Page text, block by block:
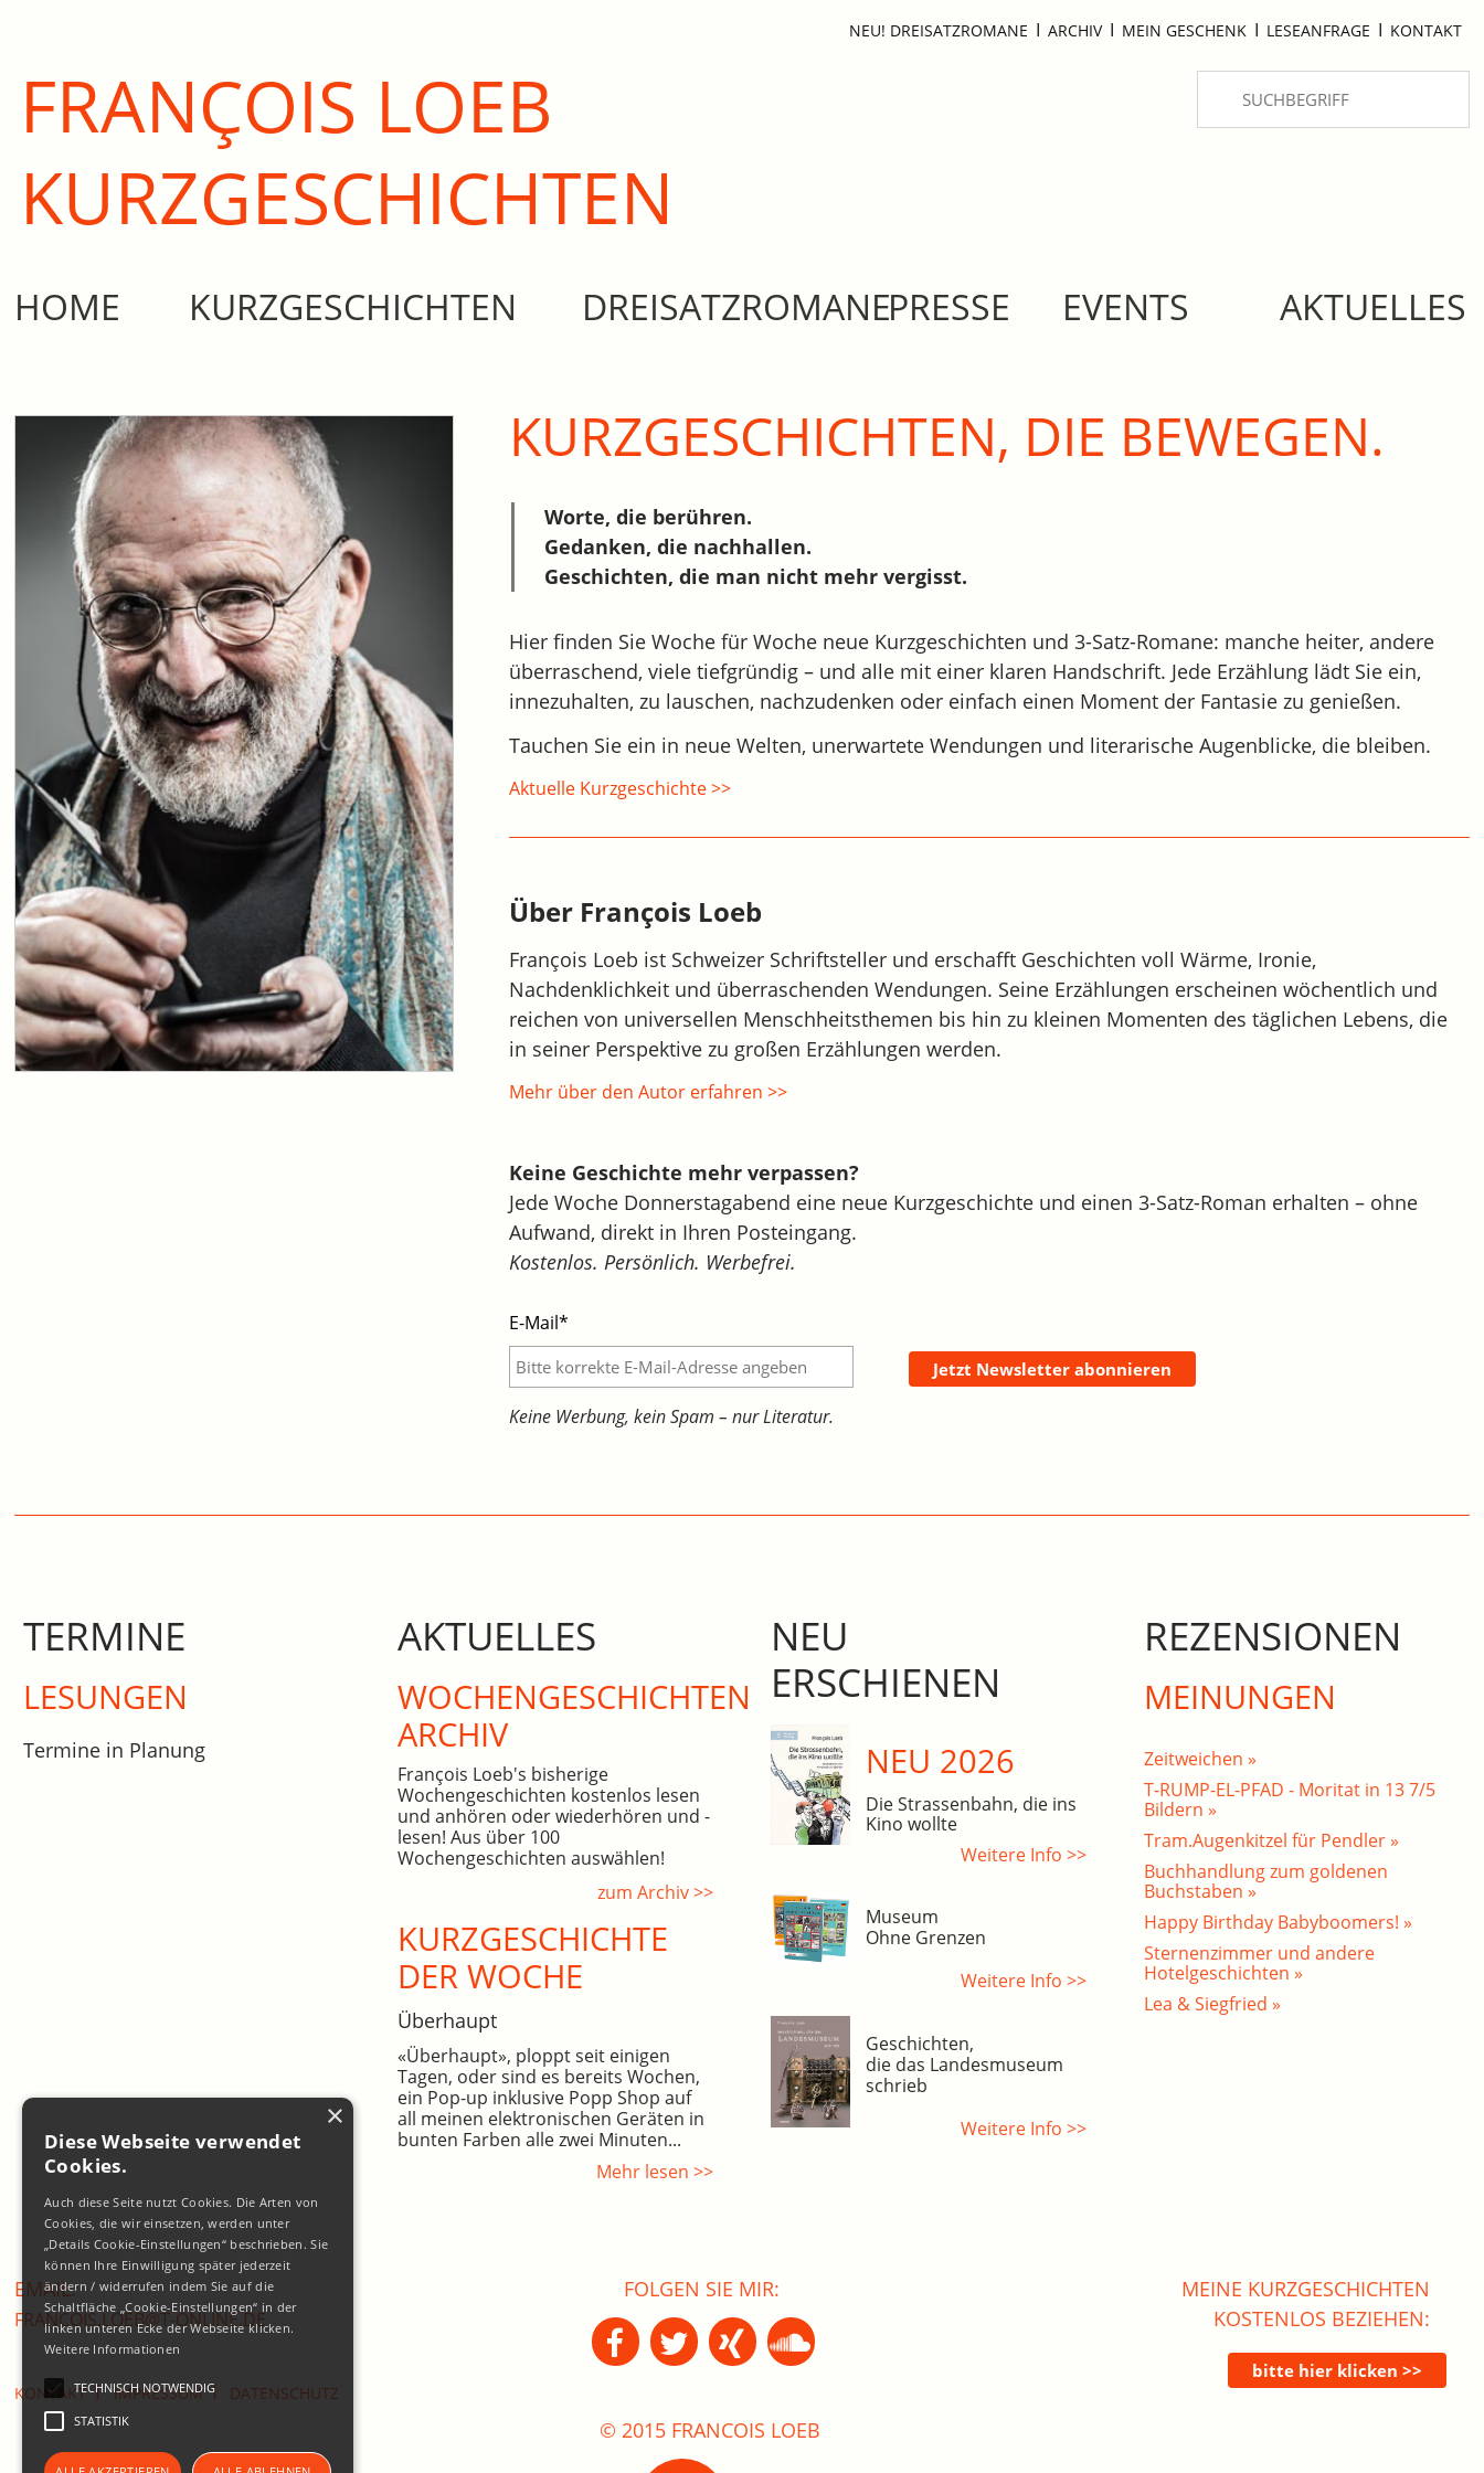
NEU! DREISATZROMANE I ARCHIV I MEIN GESCHENK I LESEANFRAGE I KONTAKT
FRANÇOIS LOEB
KURZ­GESCHICHTEN
HOME KURZGESCHICHTEN DREISATZROMANEPRESSE EVENTS AKTUELLES
KURZGESCHICHTEN, DIE BEWEGEN.
Worte, die berühren.
Gedanken, die nachhallen.
Geschichten, die man nicht mehr vergisst.
Hier finden Sie Woche für Woche neue Kurzgeschichten und 3-Satz-Romane: manche heiter, andere
überraschend, viele tiefgründig – und alle mit einer klaren Handschrift. Jede Erzählung lädt Sie ein,
innezuhalten, zu lauschen, nachzudenken oder einfach einen Moment der Fantasie zu genießen.
Tauchen Sie ein in neue Welten, unerwartete Wendungen und literarische Augenblicke, die bleiben.
Aktuelle Kurzgeschichte >>
Über François Loeb
François Loeb ist Schweizer Schriftsteller und erschafft Geschichten voll Wärme, Ironie,
Nachdenklichkeit und überraschenden Wendungen. Seine Erzählungen erscheinen wöchentlich und
reichen von universellen Menschheitsthemen bis hin zu kleinen Momenten des täglichen Lebens, die
in seiner Perspektive zu großen Erzählungen werden.
Mehr über den Autor erfahren >>
Keine Geschichte mehr verpassen?
Jede Woche Donnerstagabend eine neue Kurzgeschichte und einen 3-Satz-Roman erhalten – ohne
Aufwand, direkt in Ihren Posteingang.
Kostenlos. Persönlich. Werbefrei.
E-Mail*
Jetzt Newsletter abonnieren
Keine Werbung, kein Spam – nur Literatur.
TERMINE
LESUNGEN
Termine in Planung
AKTUELLES
WOCHEN­GE­SCHICHTEN
ARCHIV
François Loeb's bisherige
Wochengeschichten kostenlos lesen
und anhören oder wiederhören und -
lesen! Aus über 100
Wochengeschichten auswählen!
zum Archiv >>
KURZGESCHICHTE
DER WOCHE
Überhaupt
«Überhaupt», ploppt seit einigen
Tagen, oder sind es bereits Wochen,
ein Pop-up inklusive Popp Shop auf
all meinen elektronischen Geräten in
bunten Farben alle zwei Minuten...
Mehr lesen >>
NEU
ERSCHIENEN
NEU 2026
Die Strassenbahn, die ins
Kino wollte
Weitere Info >>
Museum
Ohne Grenzen
Weitere Info >>
Geschichten,
die das Landesmuseum
schrieb
Weitere Info >>
REZENSIONEN
MEINUNGEN
Zeitweichen »
T-RUMP-EL-PFAD - Moritat in 13 7/5
Bildern »
Tram.Augenkitzel für Pendler »
Buchhandlung zum goldenen
Buchstaben »
Happy Birthday Babyboomers! »
Sternenzimmer und andere
Hotelgeschichten »
Lea & Siegfried »
EMAIL:
FRANCOIS.LOEB@T-ONLINE.DE
KONTAKT I IMPRESSUM I DATENSCHUTZ
FOLGEN SIE MIR:
© 2015 FRANCOIS LOEB
MEINE KURZGESCHICHTEN
KOSTENLOS BEZIEHEN:
×
Diese Webseite verwendet
Cookies.
Auch diese Seite nutzt Cookies. Die Arten von
Cookies, die wir einsetzen, werden unter
„Details Cookie-Einstellungen“ beschrieben. Sie
können Ihre Einwilligung später jederzeit
ändern / widerrufen indem Sie auf die
Schaltfläche „Cookie-Einstellungen“ in der
linken unteren Ecke der Webseite klicken.
Weitere Informationen
TECHNISCH NOTWENDIG
STATISTIK